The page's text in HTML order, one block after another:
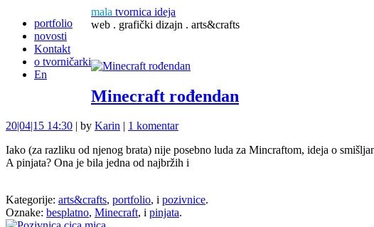
portfolio
novosti
Kontakt
o tvorničarki
En
mala tvornica ideja
web . grafički dizajn . arts&crafts
Minecraft rođendan
20|04|15 14:30 | by Karin | 1 komentar
Iako (za razliku od njenog brata) nije posebno luda za Mincraftom, ideja o
A pinjata? Ona je bila jedna od najbržih i
Kategorije: arts&crafts, portfolio, i pozivnice.
Oznake: besplatno, Minecraft, i pinjata.